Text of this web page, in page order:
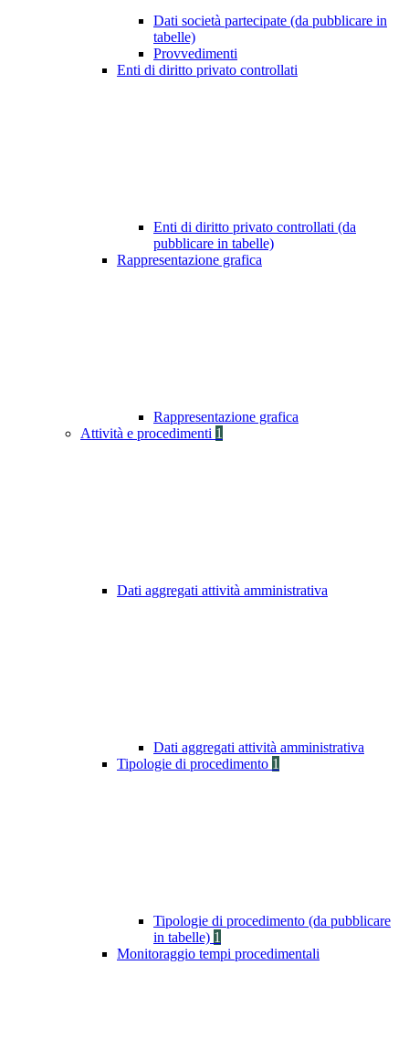
Dati società partecipate (da pubblicare in
tabelle)
Provvedimenti
Enti di diritto privato controllati
Enti di diritto privato controllati (da
pubblicare in tabelle)
Rappresentazione grafica
Rappresentazione grafica
Attività e procedimenti 1
Dati aggregati attività amministrativa
Dati aggregati attività amministrativa
Tipologie di procedimento 1
Tipologie di procedimento (da pubblicare
in tabelle) 1
Monitoraggio tempi procedimentali